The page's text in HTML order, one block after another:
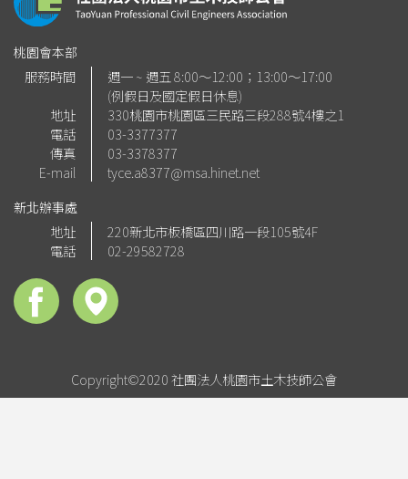
桃園會本部
服務時間
週一 ~ 週五 8:00～12:00；13:00～17:00
(例假日及國定假日休息)
地址
330桃園市桃園區三民路三段288號4樓之1
電話
03-3377377
傳真
03-3378377
E-mail
tyce.a8377@msa.hinet.net
新北辦事處
地址
220新北市板橋區四川路一段105號4F
電話
02-29582728
Copyright©2020 社團法人桃園市土木技師公會